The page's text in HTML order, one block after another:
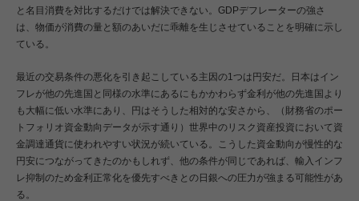
と名目消費を対比するだけでは解決できない。GDPデフレーターの強さ
は、物価が消費の量と額のあいだに乖離を生じさせていることを明確に示し
ている。
最近の交易条件の悪化を引き起こしている主因の1つは円安だ。日本はイン
フレが他の先進国と同様の水準にあるにもかかわらず金利が他の先進国より
も大幅に低い水準にあり、円はそうした相対的な安さから、（財務省のポー
トフォリオ資金動向データが示す通り）世界中のリスク資産投資において資
金調達通貨に使われやすい状況が続いている。こうした資金動向が慢性的な
円安につながってきたのかもしれず、他の条件が同じであれば、輸入インフ
レ抑制のため金利正常化を優先すべきとの日銀への圧力が強まる可能性があ
る。